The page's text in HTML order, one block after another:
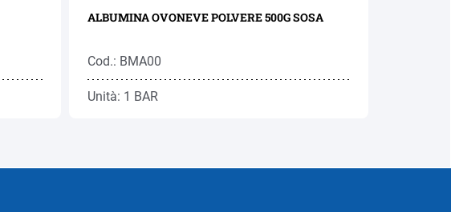
ALBUMINA OVONEVE POLVERE 500G SOSA
Cod.: BMA00
Unità: 1 BAR